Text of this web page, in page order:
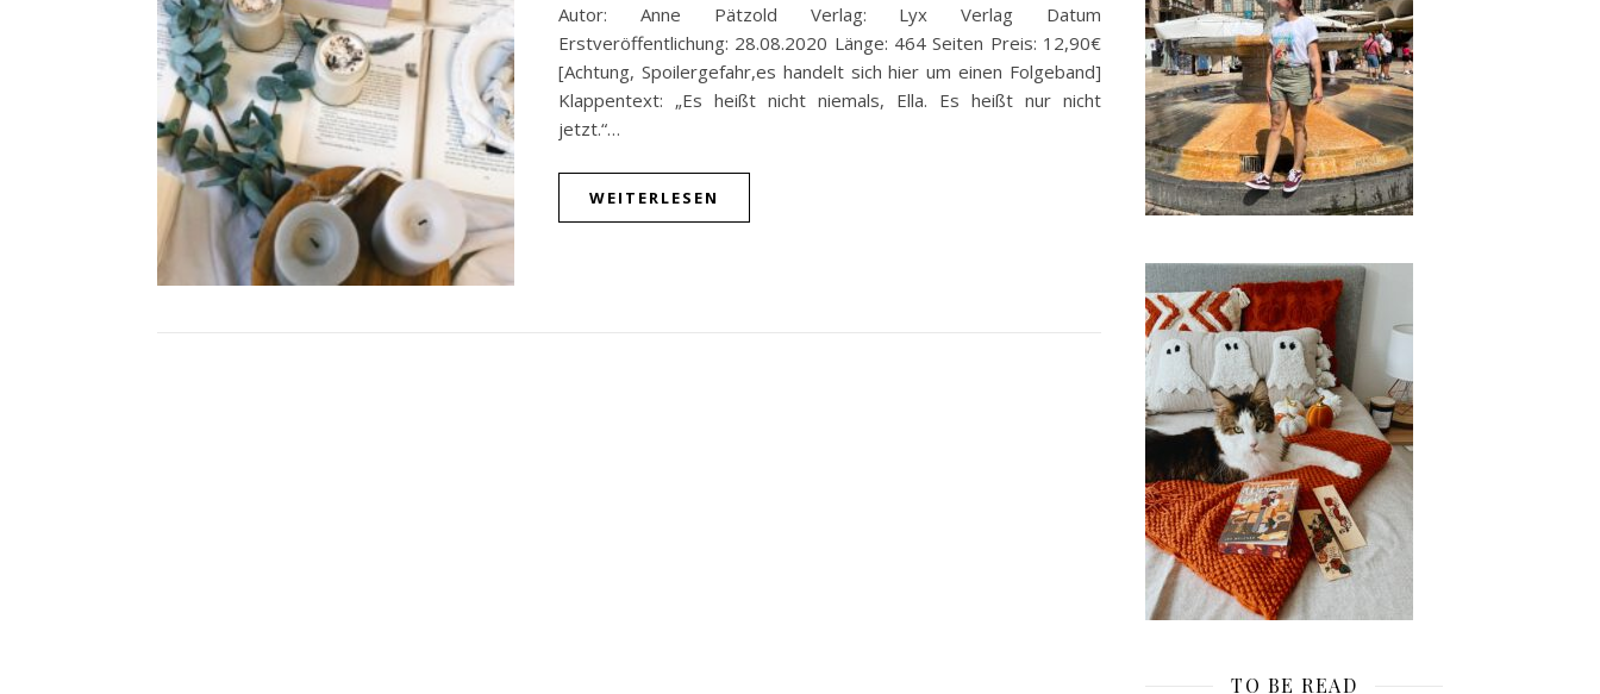
Autor: Anne Pätzold Verlag: Lyx Verlag Datum
Erstveröffentlichung: 28.08.2020 Länge: 464 Seiten Preis: 12,90€
[Achtung, Spoilergefahr,es handelt sich hier um einen Folgeband]
Klappentext: „Es heißt nicht niemals, Ella. Es heißt nur nicht
jetzt.“…
WEITERLESEN
TO BE READ